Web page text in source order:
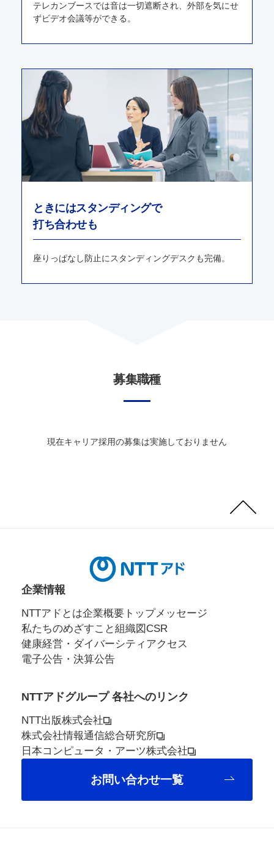
テレカンブースでは⾳は⼀切遮断され、外部を気にせ
ずビデオ会議等ができる。
ときにはスタンディングで
打ち合わせも
座りっぱなし防⽌にスタンディングデスクも完備。
募集職種
現在キャリア採用の募集は実施しておりません
企業情報
NTTアドとは企業概要トップメッセージ
私たちのめざすこと組織図 CSR
健康経営・ダイバーシティ アクセス
電子公告・決算公告
NTTアドグループ 各社へのリンク
NTT出版株式会社
株式会社情報通信総合研究所
日本コンピュータ・アーツ株式会社
お問い合わせ一覧